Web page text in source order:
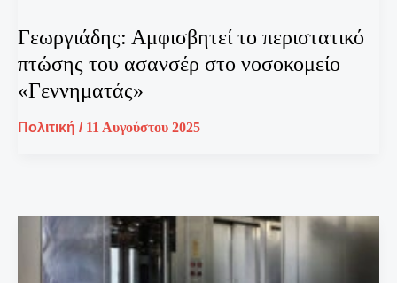
Γεωργιάδης: Αμφισβητεί το περιστατικό
πτώσης του ασανσέρ στο νοσοκομείο
«Γεννηματάς»
Πολιτική / 11 Αυγούστου 2025